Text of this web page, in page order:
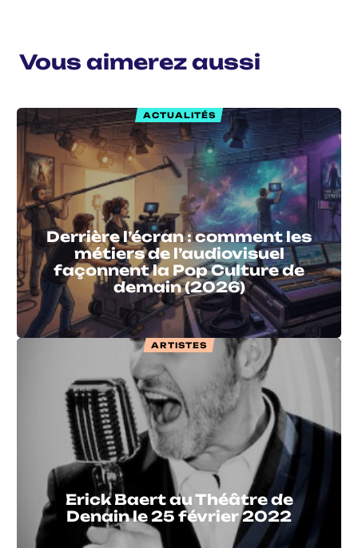
Vous aimerez aussi
ACTUALITÉS
Derrière l’écran : comment les
métiers de l’audiovisuel
façonnent la Pop Culture de
demain (2026)
ARTISTES
Erick Baert au Théâtre de
Denain le 25 février 2022